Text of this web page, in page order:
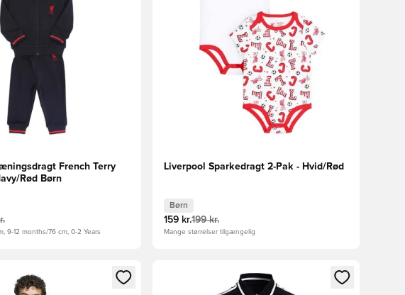
French Terry
Rød Børn
9-12 months/76 cm, 0-2 Years
Liverpool Sparkedragt 2-Pak - Hvid/Rød
Børn
159 kr.199 kr.
Mange størrelser tilgængelig
til at logge ind eller tilmelde dig som medlemÅbner en Modal til at logge ind eller tilmelde dig